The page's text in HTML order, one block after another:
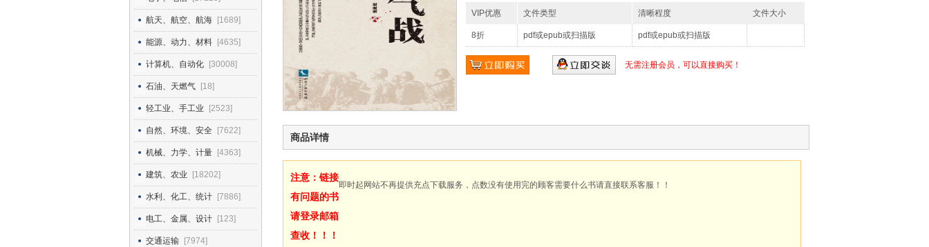
航天、航空、航海 [1689]
能源、动力、材料 [4635]
计算机、自动化 [30008]
石油、天燃气 [18]
轻工业、手工业 [2523]
自然、环境、安全 [7622]
机械、力学、计量 [4363]
建筑、农业 [18202]
水利、化工、统计 [7886]
电工、金属、设计 [123]
交通运输 [7974]
VIP优惠
文件类型 清晰程度 文件大小
8折 pdf或epub或扫描版 pdf或epub或扫描版
无需注册会员，可以直接购买！
商品详情
注意：链接
有问题的书
请登录邮箱
查收！！！
即时起网站不再提供充点下载服务，点数没有使用完的顾客需要什么书请直接联系客服！！